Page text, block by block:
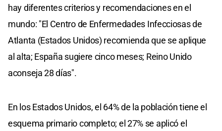
hay diferentes criterios y recomendaciones en el
mundo: "El Centro de Enfermedades Infecciosas de
Atlanta (Estados Unidos) recomienda que se aplique
al alta; España sugiere cinco meses; Reino Unido
aconseja 28 días".
En los Estados Unidos, el 64% de la población tiene el
esquema primario completo; el 27% se aplicó el